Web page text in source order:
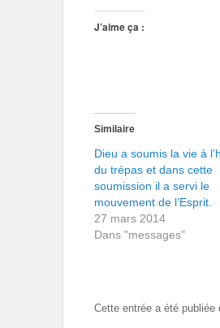
J’aime ça :
Similaire
Dieu a soumis la vie à
du trépas et dans cette
soumission il a servi le
mouvement de l’Esprit.
27 mars 2014
Dans "messages"
Cette entrée a été publiée